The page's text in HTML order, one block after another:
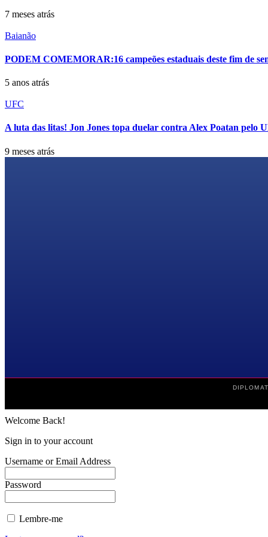
7 meses atrás
Baianão
PODEM COMEMORAR:16 campeões estaduais deste fim de
5 anos atrás
UFC
A luta das litas! Jon Jones topa duelar contra Alex Poatan pelo
9 meses atrás
Welcome Back!
Sign in to your account
Username or Email Address
Password
Lembre-me